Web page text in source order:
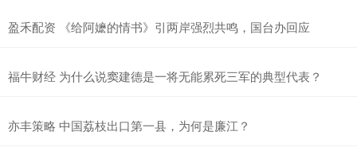
盈禾配资 《给阿嬷的情书》引两岸强烈共鸣，国台办回应
福牛财经 为什么说窦建德是一将无能累死三军的典型代表？
亦丰策略 中国荔枝出口第一县，为何是廉江？